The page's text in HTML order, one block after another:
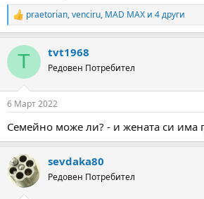
R
e
c
i
s
praetorian,venciru, MAD MAX и 4 други
T tvt1968
Редовен Потребител
6 Март 2022
Семейно може ли? - и жената си има
sevdaka80
Редовен Потребител